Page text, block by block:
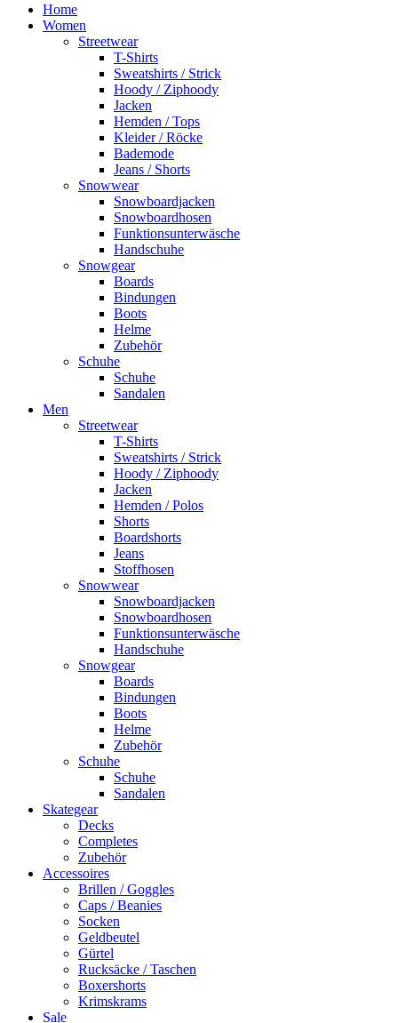
Home
Women
Streetwear
T-Shirts
Sweatshirts / Strick
Hoody / Ziphoody
Jacken
Hemden / Tops
Kleider / Röcke
Bademode
Jeans / Shorts
Snowwear
Snowboardjacken
Snowboardhosen
Funktionsunterwäsche
Handschuhe
Snowgear
Boards
Bindungen
Boots
Helme
Zubehör
Schuhe
Schuhe
Sandalen
Men
Streetwear
T-Shirts
Sweatshirts / Strick
Hoody / Ziphoody
Jacken
Hemden / Polos
Shorts
Boardshorts
Jeans
Stoffhosen
Snowwear
Snowboardjacken
Snowboardhosen
Funktionsunterwäsche
Handschuhe
Snowgear
Boards
Bindungen
Boots
Helme
Zubehör
Schuhe
Schuhe
Sandalen
Skategear
Decks
Completes
Zubehör
Accessoires
Brillen / Goggles
Caps / Beanies
Socken
Geldbeutel
Gürtel
Rucksäcke / Taschen
Boxershorts
Krimskrams
Sale